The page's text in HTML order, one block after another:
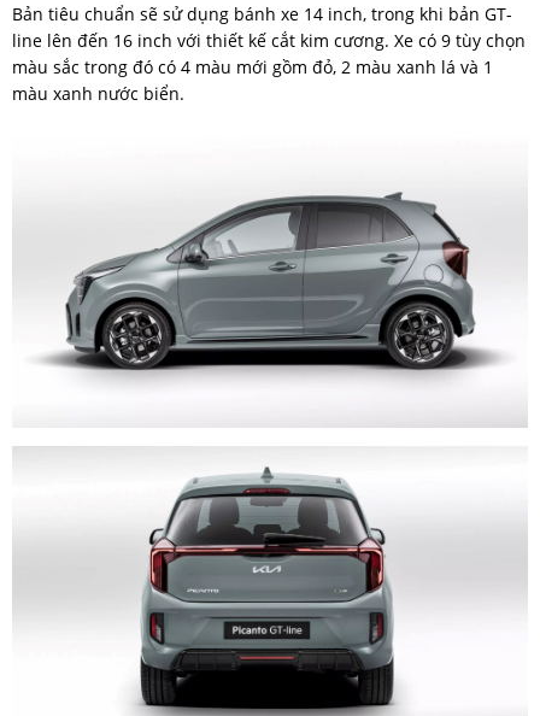
Bản tiêu chuẩn sẽ sử dụng bánh xe 14 inch, trong khi bản GT-
line lên đến 16 inch với thiết kế cắt kim cương. Xe có 9 tùy chọn
màu sắc trong đó có 4 màu mới gồm đỏ, 2 màu xanh lá và 1
màu xanh nước biển.